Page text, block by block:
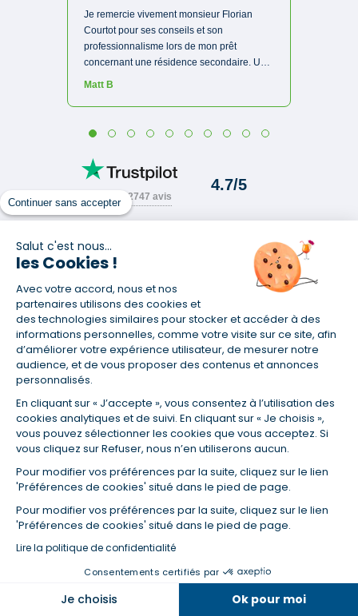
Continuer sans accepter
Salut c'est nous...
les Cookies !
Avec votre accord, nous et nos
partenaires utilisons des cookies et
des technologies similaires pour stocker et accéder à des
informations personnelles, comme votre visite sur ce site, afin
d’améliorer votre expérience utilisateur, de mesurer notre
audience, et de vous proposer des contenus et annonces
personnalisés.
En cliquant sur « J’accepte », vous consentez à l’utilisation des
cookies analytiques et de suivi. En cliquant sur « Je choisis »,
vous pouvez sélectionner les cookies que vous acceptez. Si
vous cliquez sur Refuser, nous n’en utiliserons aucun.
Pour modifier vos préférences par la suite, cliquez sur le lien
'Préférences de cookies' situé dans le pied de page.
Pour modifier vos préférences par la suite, cliquez sur le lien
'Préférences de cookies' situé dans le pied de page.
Lire la politique de confidentialité
Consentements certifiés par
Je choisis Ok pour moi
Trouvez une agence proche de chez vous
Autour de moi
Un crédit vous engage et doit être remboursé.
Vérifiez vos capacités de remboursement avant
de vous engager.
Crédit à la consommation
Simulation prêt conso